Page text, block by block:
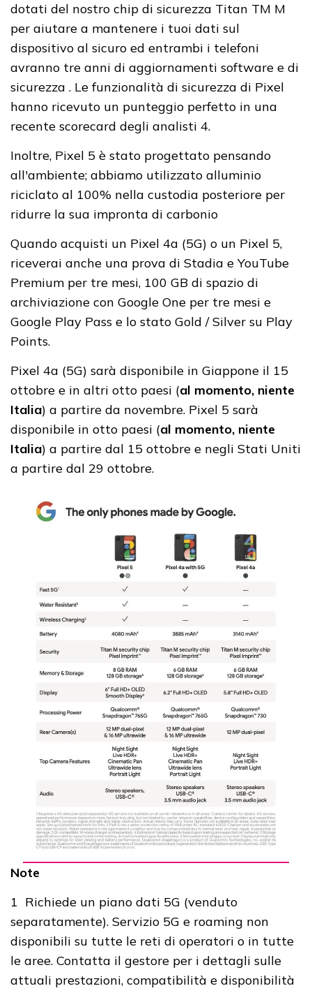
dotati del nostro chip di sicurezza Titan TM M
per aiutare a mantenere i tuoi dati sul
dispositivo al sicuro ed entrambi i telefoni
avranno tre anni di aggiornamenti software e di
sicurezza . Le funzionalità di sicurezza di Pixel
hanno ricevuto un punteggio perfetto in una
recente scorecard degli analisti 4.
Inoltre, Pixel 5 è stato progettato pensando
all'ambiente; abbiamo utilizzato alluminio
riciclato al 100% nella custodia posteriore per
ridurre la sua impronta di carbonio
Quando acquisti un Pixel 4a (5G) o un Pixel 5,
riceverai anche una prova di Stadia e YouTube
Premium per tre mesi, 100 GB di spazio di
archiviazione con Google One per tre mesi e
Google Play Pass e lo stato Gold / Silver su Play
Points.
Pixel 4a (5G) sarà disponibile in Giappone il 15
ottobre e in altri otto paesi (al momento, niente
Italia) a partire da novembre. Pixel 5 sarà
disponibile in otto paesi (al momento, niente
Italia) a partire dal 15 ottobre e negli Stati Uniti
a partire dal 29 ottobre.
Note
1 Richiede un piano dati 5G (venduto
separatamente). Servizio 5G e roaming non
disponibili su tutte le reti di operatori o in tutte
le aree. Contatta il gestore per i dettagli sulle
attuali prestazioni, compatibilità e disponibilità